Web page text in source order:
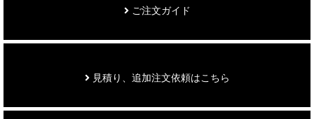
ご注文ガイド
見積り、追加注文依頼はこちら